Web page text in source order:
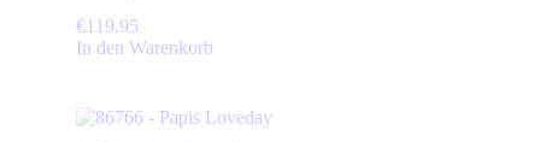
€119.95
In den Warenkorb